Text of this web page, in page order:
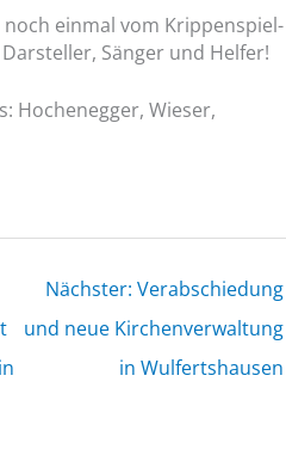
einmal vom Krippenspiel-
Sänger und Helfer!
Hochenegger, Wieser,
Nächster: Verabschiedung
und neue Kirchenverwaltung
in Wulfertshausen